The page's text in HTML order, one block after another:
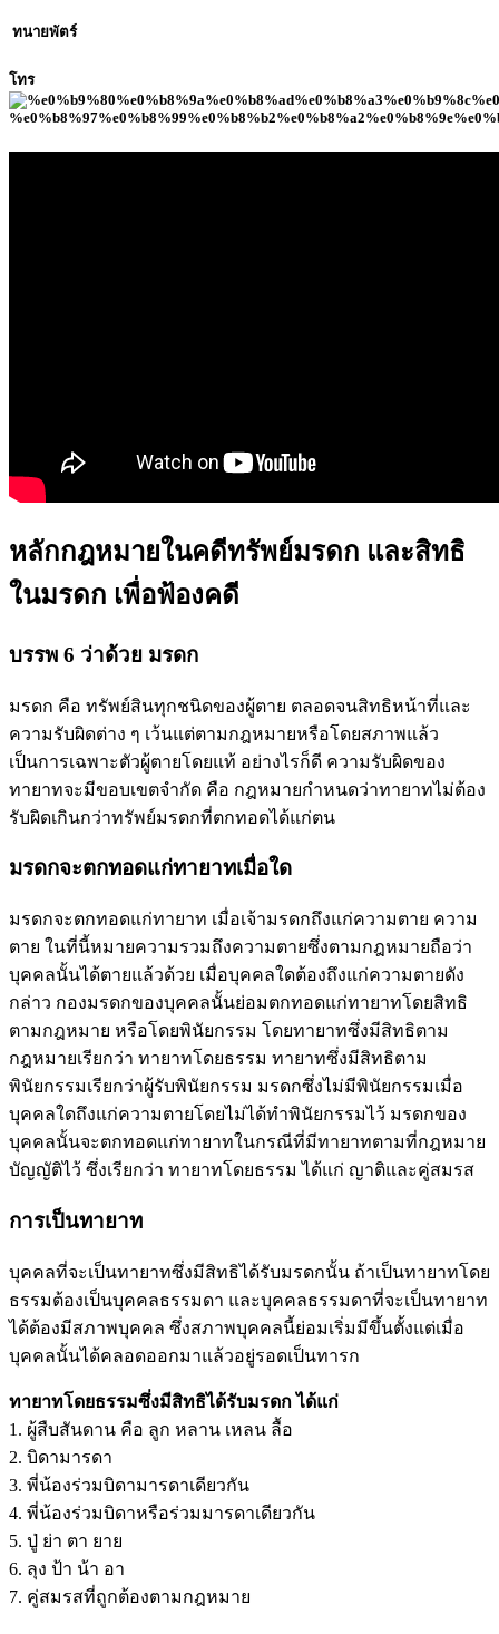
ทนายพัตร์
โทร
หลักกฎหมายในคดีทรัพย์มรดก และสิทธิ
ในมรดก เพื่อฟ้องคดี
บรรพ 6 ว่าด้วย มรดก
มรดก คือ ทรัพย์สินทุกชนิดของผู้ตาย ตลอดจนสิทธิหน้าที่และ
ความรับผิดต่าง ๆ เว้นแต่ตามกฎหมายหรือโดยสภาพแล้ว
เป็นการเฉพาะตัวผู้ตายโดยแท้ อย่างไรก็ดี ความรับผิดของ
ทายาทจะมีขอบเขตจำกัด คือ กฎหมายกำหนดว่าทายาทไม่ต้อง
รับผิดเกินกว่าทรัพย์มรดกที่ตกทอดได้แก่ตน
มรดกจะตกทอดแก่ทายาทเมื่อใด
มรดกจะตกทอดแก่ทายาท เมื่อเจ้ามรดกถึงแก่ความตาย ความ
ตาย ในที่นี้หมายความรวมถึงความตายซึ่งตามกฎหมายถือว่า
บุคคลนั้นได้ตายแล้วด้วย เมื่อบุคคลใดต้องถึงแก่ความตายดัง
กล่าว กองมรดกของบุคคลนั้นย่อมตกทอดแก่ทายาทโดยสิทธิ
ตามกฎหมาย หรือโดยพินัยกรรม โดยทายาทซึ่งมีสิทธิตาม
กฎหมายเรียกว่า ทายาทโดยธรรม ทายาทซึ่งมีสิทธิตาม
พินัยกรรมเรียกว่าผู้รับพินัยกรรม มรดกซึ่งไม่มีพินัยกรรมเมื่อ
บุคคลใดถึงแก่ความตายโดยไม่ได้ทำพินัยกรรมไว้ มรดกของ
บุคคลนั้นจะตกทอดแก่ทายาทในกรณีที่มีทายาทตามที่กฎหมาย
บัญญัติไว้ ซึ่งเรียกว่า ทายาทโดยธรรม ได้แก่ ญาติและคู่สมรส
การเป็นทายาท
บุคคลที่จะเป็นทายาทซึ่งมีสิทธิได้รับมรดกนั้น ถ้าเป็นทายาทโดย
ธรรมต้องเป็นบุคคลธรรมดา และบุคคลธรรมดาที่จะเป็นทายาท
ได้ต้องมีสภาพบุคคล ซึ่งสภาพบุคคลนี้ย่อมเริ่มมีขึ้นตั้งแต่เมื่อ
บุคคลนั้นได้คลอดออกมาแล้วอยู่รอดเป็นทารก
ทายาทโดยธรรมซึ่งมีสิทธิได้รับมรดก ได้แก่
1. ผู้สืบสันดาน คือ ลูก หลาน เหลน ลื้อ
2. บิดามารดา
3. พี่น้องร่วมบิดามารดาเดียวกัน
4. พี่น้องร่วมบิดาหรือร่วมมารดาเดียวกัน
5. ปู่ ย่า ตา ยาย
6. ลุง ป้า น้า อา
7. คู่สมรสที่ถูกต้องตามกฎหมาย